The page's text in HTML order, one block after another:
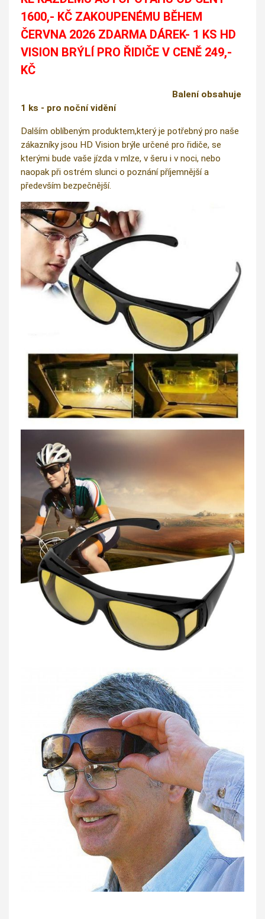
1600,- KČ ZAKOUPENÉMU BĚHEM
ČERVNA 2026 ZDARMA DÁREK- 1 KS HD
VISION BRÝLÍ PRO ŘIDIČE V CENĚ 249,-
KČ
Balení obsahuje
1 ks - pro noční vidění
Dalším oblíbeným produktem,který je potřebný pro naše
zákazníky jsou HD Vision brýle určené pro řidiče, se
kterými bude vaše jízda v mlze, v šeru i v noci, nebo
naopak při ostrém slunci o poznání příjemnější a
především bezpečnější.